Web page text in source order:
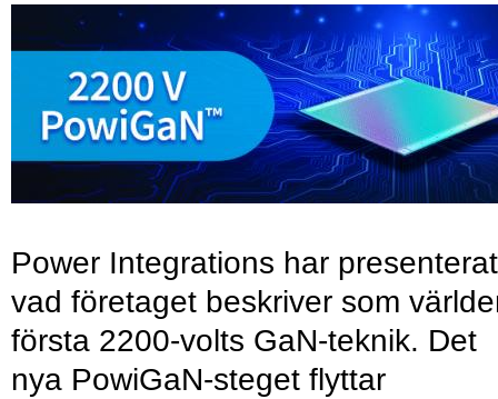
Power Integrations har presenterat
vad företaget beskriver som
första 2200-volts GaN-teknik. Det
nya PowiGaN-steget flyttar